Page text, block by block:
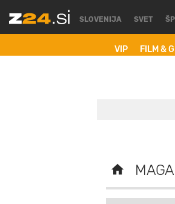
SLOVENIJA SVET
VIP FILM &